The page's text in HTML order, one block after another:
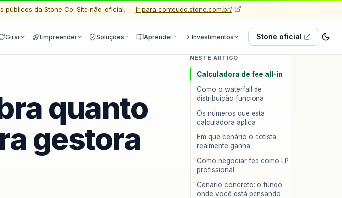
públicos da Stone Co. Site não-oficial. — Ir para conteudo.stone.com.br/
Girar Empreender Soluções Aprender Investimentos Stone oficial
quanto
gestora
NESTE ARTIGO
Calculadora de fee all-in
Como o waterfall de
distribuição funciona
Os números que esta
calculadora aplica
Em que cenário o cotista
realmente ganha
Como negociar fee como LP
profissional
Cenário concreto: o fundo
onde você está pensando